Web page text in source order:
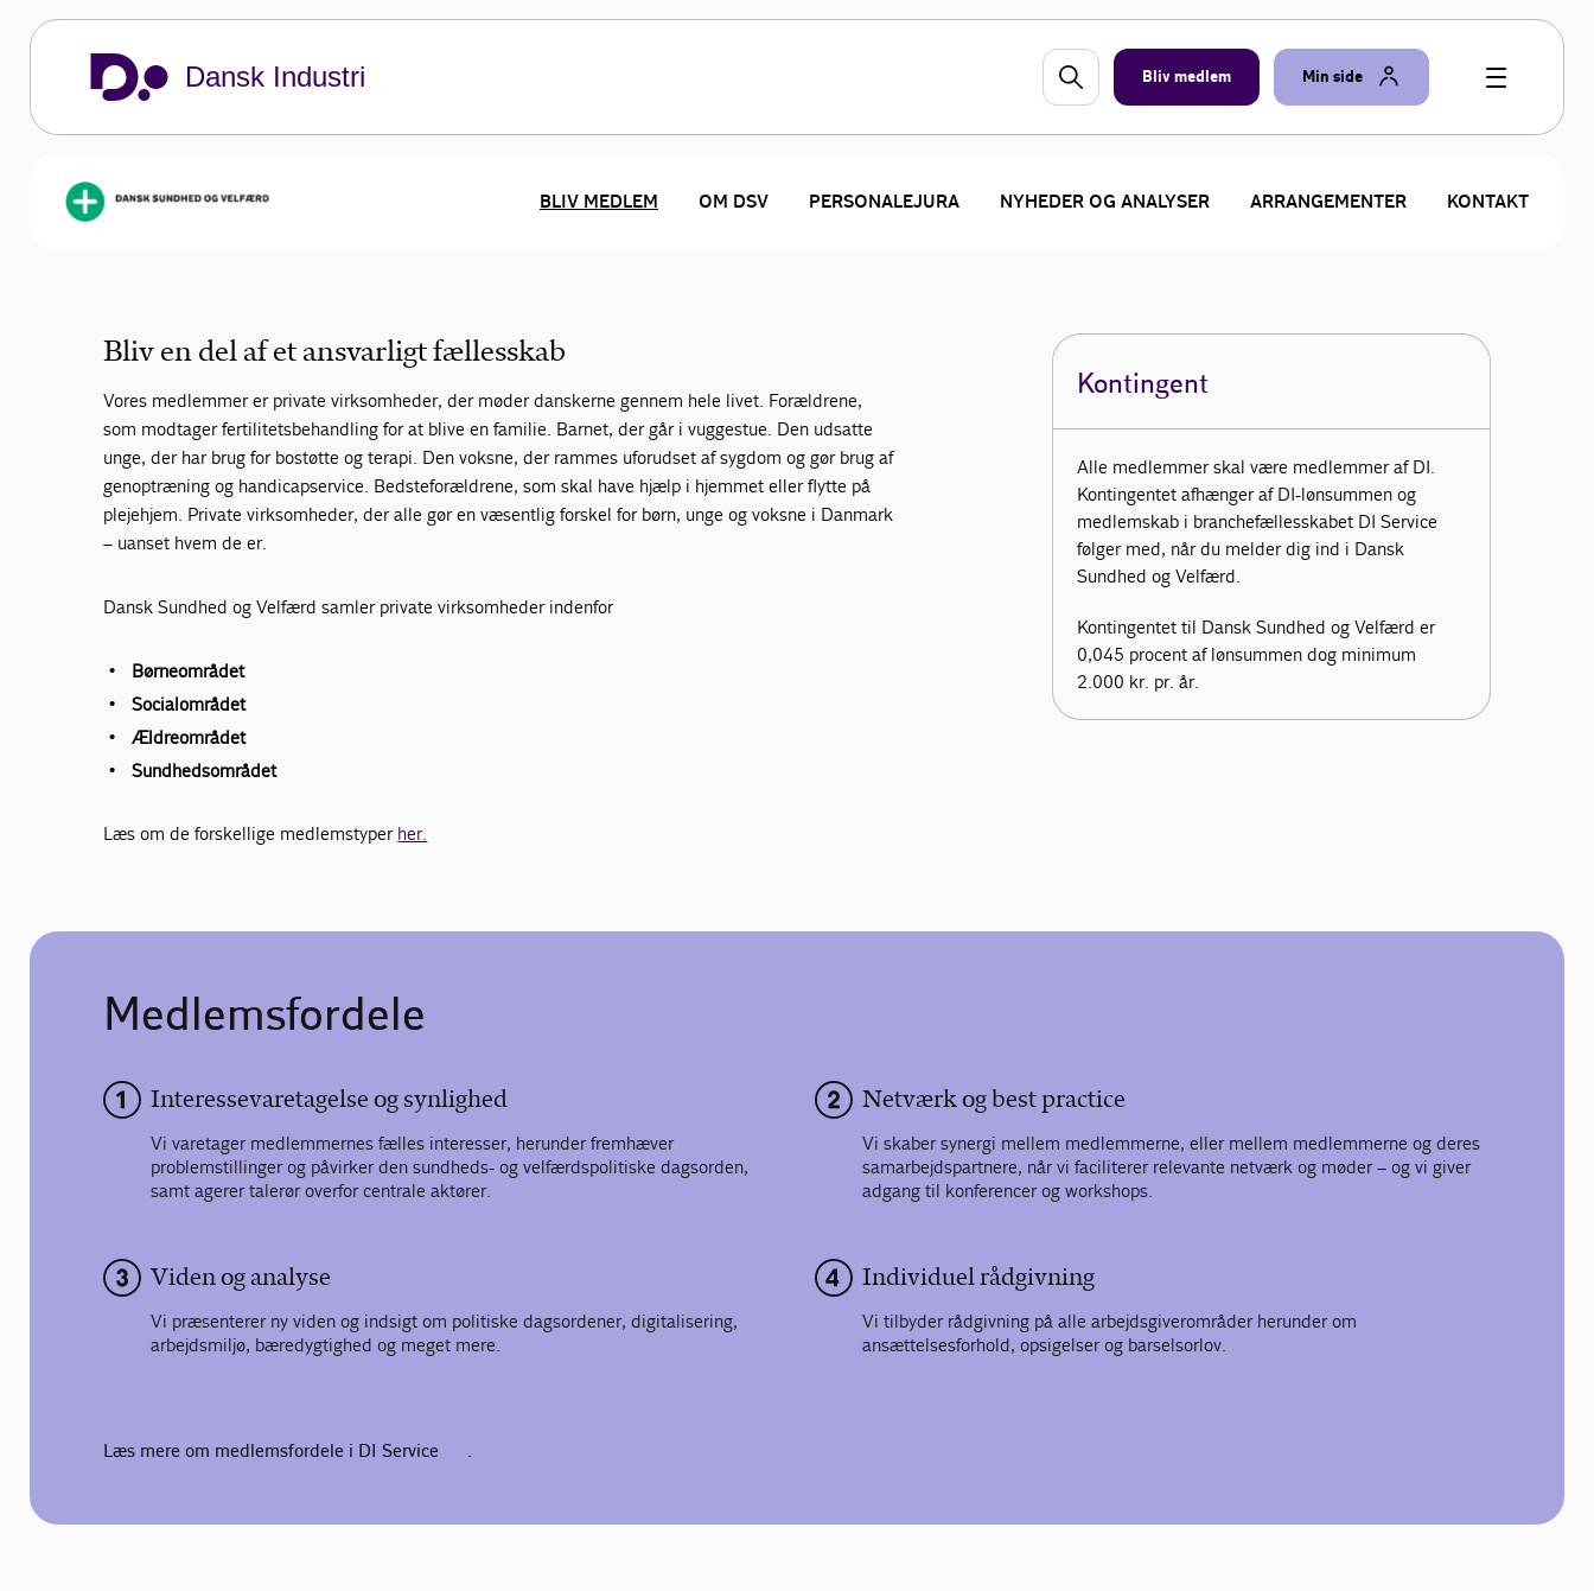
Dansk Industri Bliv medlem Min side
BLIV MEDLEM OM DSV PERSONALEJURA NYHEDER OG ANALYSER ARRANGEMENTER KONTAKT
Bliv medlem
Bliv en del af et ansvarligt fællesskab
Vores medlemmer er private virksomheder, der møder danskerne gennem hele livet. Forældrene,
som modtager fertilitetsbehandling for at blive en familie. Barnet, der går i vuggestue. Den udsatte
unge, der har brug for bostøtte og terapi. Den voksne, der rammes uforudset af sygdom og gør brug af
genoptræning og handicapservice. Bedsteforældrene, som skal have hjælp i hjemmet eller flytte på
plejehjem. Private virksomheder, der alle gør en væsentlig forskel for børn, unge og voksne i Danmark
– uanset hvem de er.
Dansk Sundhed og Velfærd samler private virksomheder indenfor
Børneområdet
Socialområdet
Ældreområdet
Sundhedsområdet
Læs om de forskellige medlemstyper her.
Kontingent
Alle medlemmer skal være medlemmer af DI.
Kontingentet afhænger af DI-lønsummen og
medlemskab i branchefællesskabet DI Service
følger med, når du melder dig ind i Dansk
Sundhed og Velfærd.
Kontingentet til Dansk Sundhed og Velfærd er
0,045 procent af lønsummen dog minimum
2.000 kr. pr. år.
Medlemsfordele
Interessevaretagelse og synlighed
Vi varetager medlemmernes fælles interesser, herunder fremhæver
problemstillinger og påvirker den sundheds- og velfærdspolitiske dagsorden,
samt agerer talerør overfor centrale aktører.
Netværk og best practice
Vi skaber synergi mellem medlemmerne, eller mellem medlemmerne og deres
samarbejdspartnere, når vi faciliterer relevante netværk og møder – og vi giver
adgang til konferencer og workshops.
Viden og analyse
Vi præsenterer ny viden og indsigt om politiske dagsordener, digitalisering,
arbejdsmiljø, bæredygtighed og meget mere.
Individuel rådgivning
Vi tilbyder rådgivning på alle arbejdsgiverområder herunder om
ansættelsesforhold, opsigelser og barselsorlov.
Læs mere om medlemsfordele i DI Service .